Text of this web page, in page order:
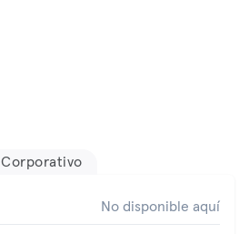
Corporativo
No disponible aquí